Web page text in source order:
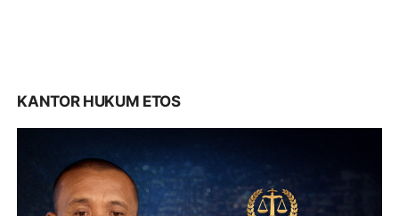
KANTOR HUKUM ETOS